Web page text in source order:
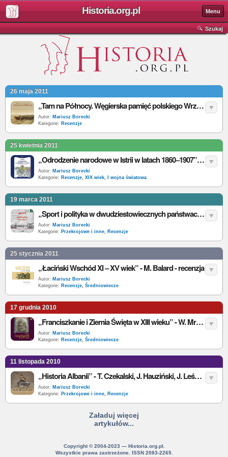
Historia.org.pl Menu
Szukaj
26 maja 2011
„Tam na Północy. Węgierska pamięć polskiego Września” - C.G. Kiss, A. Przewoźnik (red.) - recenzja
Autor: Mariusz Borecki
Kategorie: Recenzje
25 kwietnia 2011
„Odrodzenie narodowe w Istrii w latach 1860–1907” - A. Cetnarowicz - recenzja
Autor: Mariusz Borecki
Kategorie: Recenzje, XIX wiek, I wojna światowa
19 marca 2011
„Sport i polityka w dwudziestowiecznych państwach...” - T. Gąsowski, S. Bielański (red.) - recenzja
Autor: Mariusz Borecki
Kategorie: Przekrojowe i inne, Recenzje
25 stycznia 2011
„Łaciński Wschód XI – XV wiek” - M. Balard - recenzja
Autor: Mariusz Borecki
Kategorie: Recenzje, Średniowiecze
17 grudnia 2010
„Franciszkanie i Ziemia Święta w XIII wieku” - W. Mruk - recenzja
Autor: Mariusz Borecki
Kategorie: Recenzje, Średniowiecze
11 listopada 2010
„Historia Albanii” - T. Czekalski, J. Hauziński, J. Leśny - recenzja
Autor: Mariusz Borecki
Kategorie: Przekrojowe i inne, Recenzje
Załaduj więcej
artykułów...
Copyright © 2004-2023 — Historia.org.pl.
Wszystkie prawa zastrzeżone. ISSN 2083-2265.